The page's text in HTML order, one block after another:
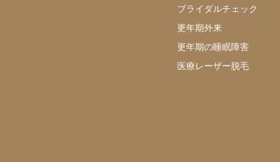
ブライダルチェック
更年期外来
更年期の睡眠障害
医療レーザー脱毛